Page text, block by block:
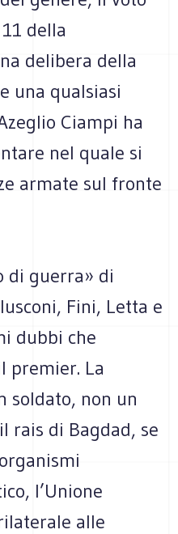
della
delibera della
una qualsiasi
Ciampi ha
nel quale si
armate sul fronte
di guerra» di
Fini, Letta e
dubbi che
premier. La
soldato, non un
rais di Bagdad, se
l’Unione
alle